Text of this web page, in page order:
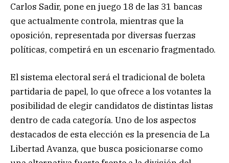
Carlos Sadir, pone en juego 18 de las 31 bancas
que actualmente controla, mientras que la
oposición, representada por diversas fuerzas
políticas, competirá en un escenario fragmentado.
El sistema electoral será el tradicional de boleta
partidaria de papel, lo que ofrece a los votantes la
posibilidad de elegir candidatos de distintas listas
dentro de cada categoría. Uno de los aspectos
destacados de esta elección es la presencia de La
Libertad Avanza, que busca posicionarse como